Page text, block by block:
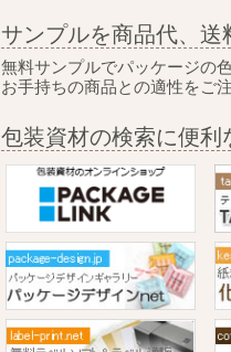
サンプルを商品代、送
無料サンプルでパッケージの
お手持ちの商品との適性をご
包装資材の検索に便